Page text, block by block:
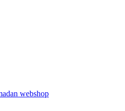
webshop